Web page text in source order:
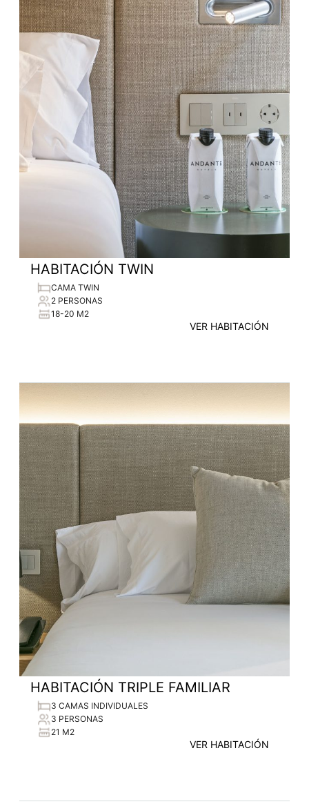
HABITACIÓN TWIN
CAMA TWIN
2 PERSONAS
18-20 M2
VER HABITACIÓN
HABITACIÓN TRIPLE FAMILIAR
3 CAMAS INDIVIDUALES
3 PERSONAS
21 M2
VER HABITACIÓN